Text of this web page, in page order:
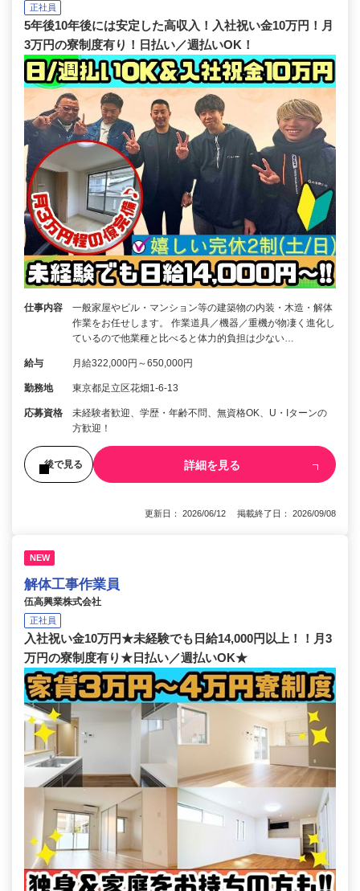
正社員
5年後10年後には安定した高収入！入社祝い金10万円！月
3万円の寮制度有り！日払い／週払いOK！
仕事内容
一般家屋やビル・マンション等の建築物の内装・木造・解体
作業をお任せします。 作業道具／機器／重機が物凄く進化し
ているので他業種と比べると体力的負担は少ない…
給与 月給322,000円～650,000円
勤務地 東京都足立区花畑1-6-13
応募資格
未経験者歓迎、学歴・年齢不問、無資格OK、U・Iターンの
方歓迎！
後で見る 詳細を見る
更新日： 2026/06/12 掲載終了日： 2026/09/08
NEW
解体工事作業員
伍高興業株式会社
正社員
入社祝い金10万円★未経験でも日給14,000円以上！！月3
万円の寮制度有り★日払い／週払いOK★